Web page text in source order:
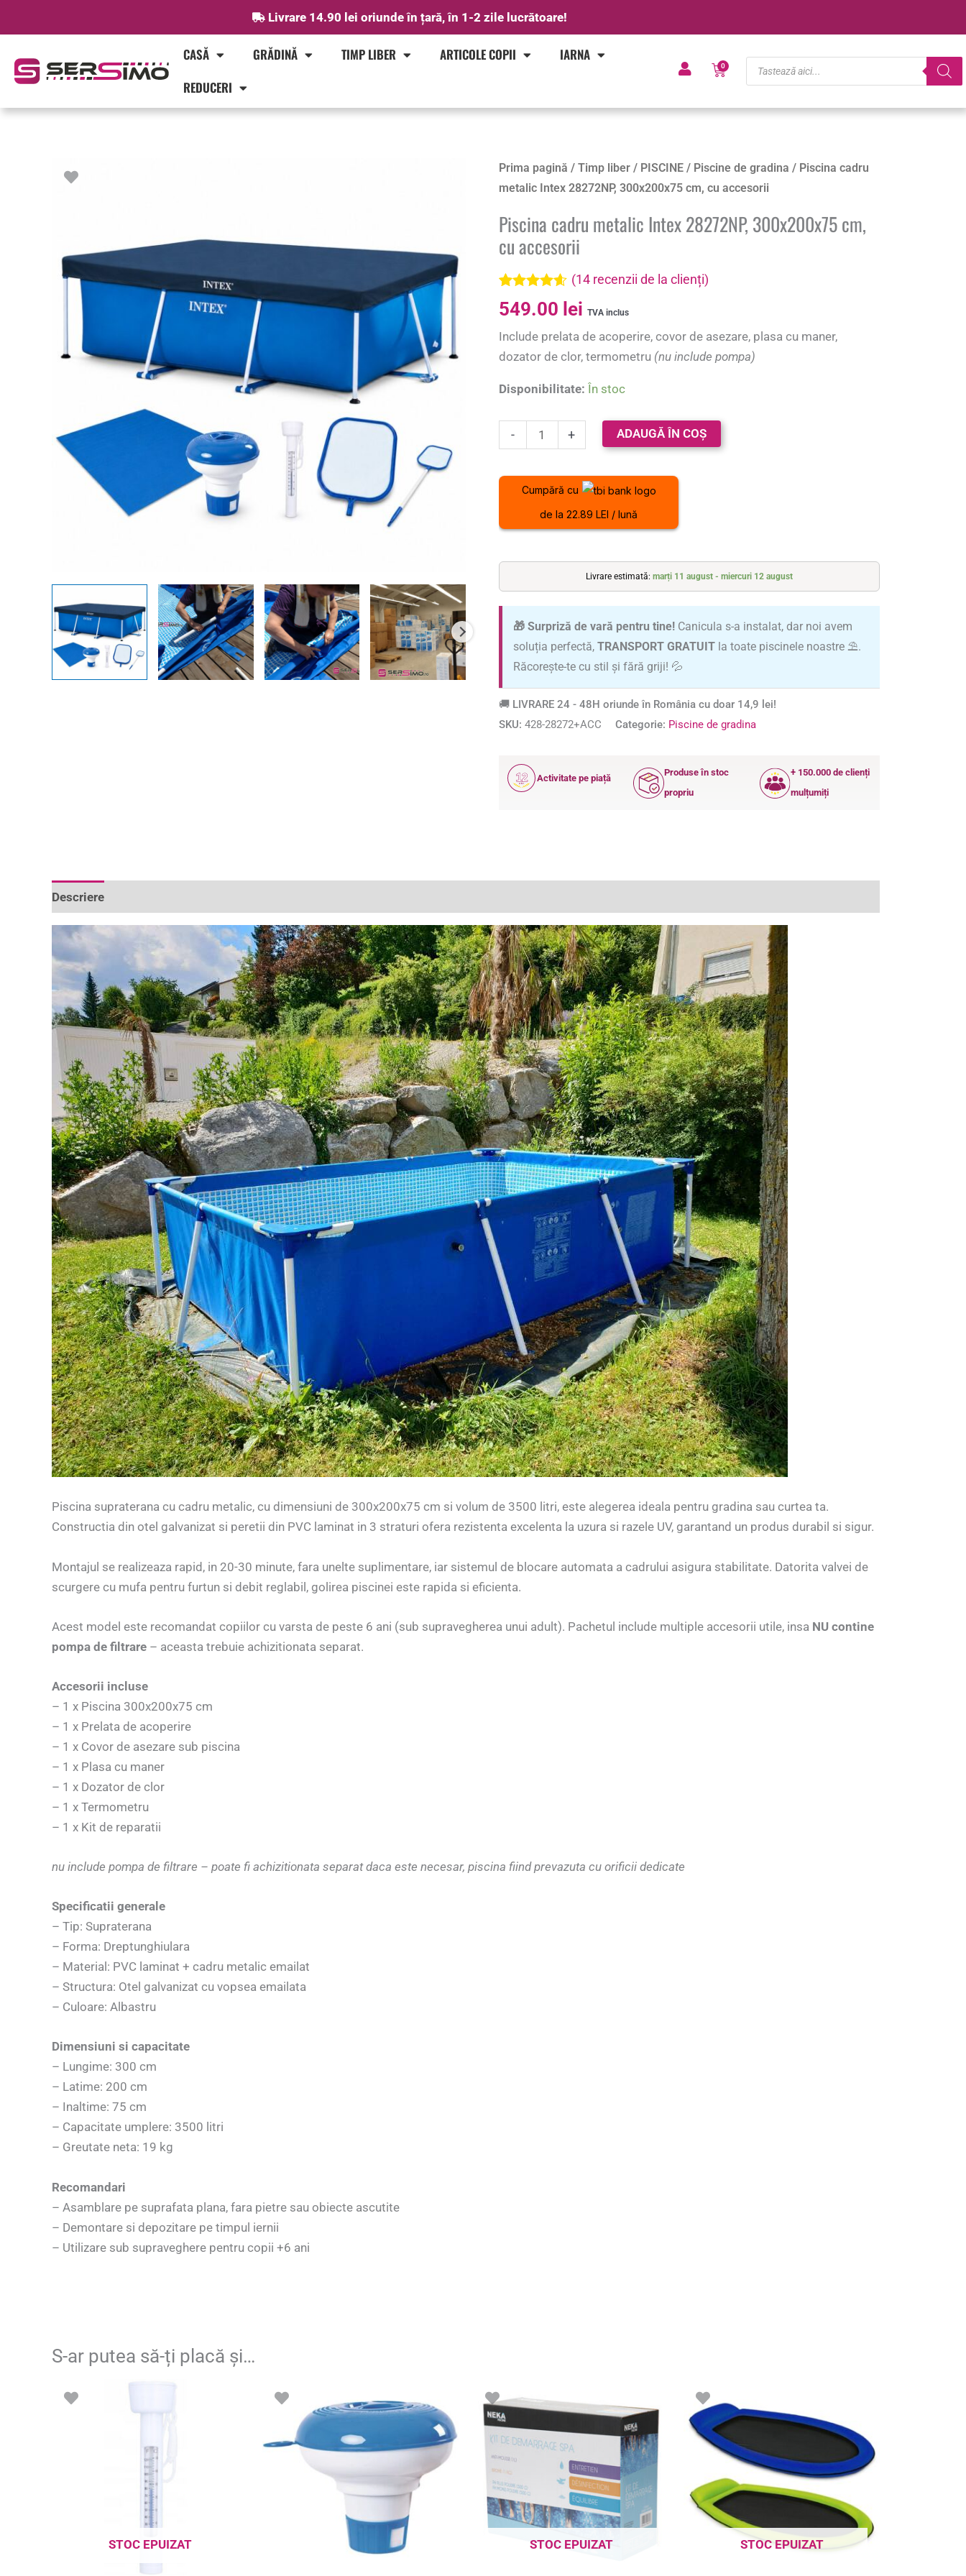
Livrare 14.90 lei oriunde în țară, în 1-2 zile lucrătoare!
CASĂ GRĂDINĂ TIMP LIBER ARTICOLE COPII
IARNA
REDUCERI
0
Cart
Products
search
Prima pagină /Timp liber / PISCINE / Piscine de gradina / Piscina cadru
metalic Intex 28272NP, 300x200x75 cm, cu accesorii
Piscina cadru metalic Intex 28272NP, 300x200x75 cm,
cu accesorii
Evaluat la
4.50din 5
14
evaluări de
la clienți
(14 recenzii de la clienți)
549.00 lei TVA inclus
Include prelata de acoperire, covor de asezare, plasa cu maner,
dozator de clor, termometru (nu include pompa)
Disponibilitate: În stoc
-
Cantitate
Piscina
metalic
Intex
300x200x75
cm,
cu
accesorii
+ ADAUGĂ ÎN COȘ
Cumpără cu
de la 22.89 LEI / lună
Livrare estimată:marți 11 august - miercuri 12 august
🎁 Surpriză de vară pentru tine! Canicula s-a instalat, dar noi avem
soluția perfectă,TRANSPORT GRATUIT la toate piscinele noastre ⛱️.
Răcorește-te cu stil și fără griji! 💦
🚚 LIVRARE 24 - 48H oriunde în România cu doar 14,9 lei!
SKU:428-28272+ACC Categorie: Piscine de gradina
12
ANI
Activitate pe piață
Produse în stoc
propriu
+ 150.000 de clienți
mulțumiți
Descriere
Piscina supraterana cu cadru metalic, cu dimensiuni de 300x200x75 cm si volum de 3500 litri, este alegerea ideala pentru gradina sau curtea ta.
Constructia din otel galvanizat si peretii din PVC laminat in 3 straturi ofera rezistenta excelenta la uzura si razele UV, garantand un produs durabil si sigur.
Montajul se realizeaza rapid, in 20-30 minute, fara unelte suplimentare, iar sistemul de blocare automata a cadrului asigura stabilitate. Datorita valvei de
scurgere cu mufa pentru furtun si debit reglabil, golirea piscinei este rapida si eficienta.
Acest model este recomandat copiilor cu varsta de peste 6 ani (sub supravegherea unui adult). Pachetul include multiple accesorii utile, insa NU contine
pompa de filtrare – aceasta trebuie achizitionata separat.
Accesorii incluse
– 1 x Piscina 300x200x75 cm
– 1 x Prelata de acoperire
– 1 x Covor de asezare sub piscina
– 1 x Plasa cu maner
– 1 x Dozator de clor
– 1 x Termometru
– 1 x Kit de reparatii
nu include pompa de filtrare – poate fi achizitionata separat daca este necesar, piscina fiind prevazuta cu orificii dedicate
Specificatii generale
– Tip: Supraterana
– Forma: Dreptunghiulara
– Material: PVC laminat + cadru metalic emailat
– Structura: Otel galvanizat cu vopsea emailata
– Culoare: Albastru
Dimensiuni si capacitate
– Lungime: 300 cm
– Latime: 200 cm
– Inaltime: 75 cm
– Capacitate umplere: 3500 litri
– Greutate neta: 19 kg
Recomandari
– Asamblare pe suprafata plana, fara pietre sau obiecte ascutite
– Demontare si depozitare pe timpul iernii
– Utilizare sub supraveghere pentru copii +6 ani
S-ar putea să-ți placă și…
STOC EPUIZAT STOC EPUIZAT STOC EPUIZAT